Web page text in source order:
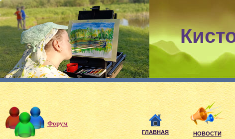
Форум
ГЛАВНАЯ НОВОСТИ